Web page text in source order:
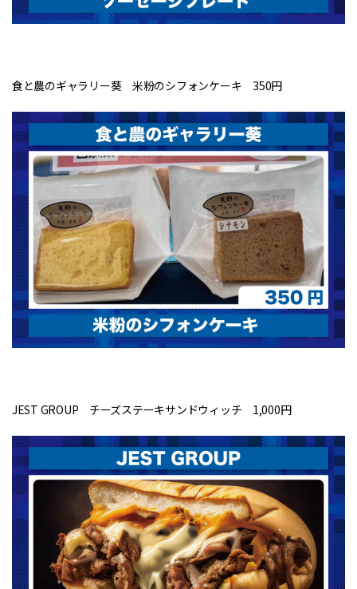
食と農のギャラリー葵 米粉のシフォンケーキ 350円
JEST GROUP チーズステーキサンドウィッチ 1,000円